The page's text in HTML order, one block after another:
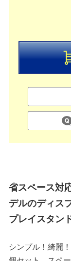
省スペース対
デルのディス
プレイスタン
シンプル！綺麗